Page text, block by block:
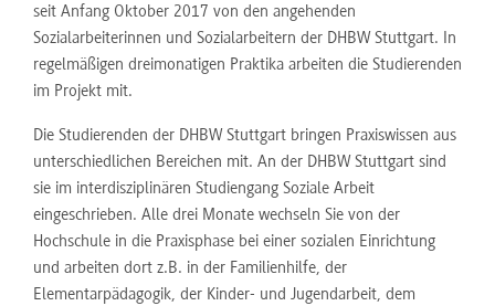
seit Anfang Oktober 2017 von den angehenden
Sozialarbeiterinnen und Sozialarbeitern der DHBW Stuttgart. In
regelmäßigen dreimonatigen Praktika arbeiten die Studierenden
im Projekt mit.
Die Studierenden der DHBW Stuttgart bringen Praxiswissen aus
unterschiedlichen Bereichen mit. An der DHBW Stuttgart sind
sie im interdisziplinären Studiengang Soziale Arbeit
eingeschrieben. Alle drei Monate wechseln Sie von der
Hochschule in die Praxisphase bei einer sozialen Einrichtung
und arbeiten dort z.B. in der Familienhilfe, der
Elementarpädagogik, der Kinder- und Jugendarbeit, dem